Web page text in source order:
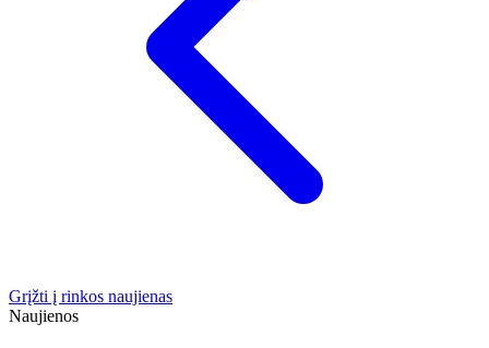
Grįžti į rinkos naujienas
Naujienos